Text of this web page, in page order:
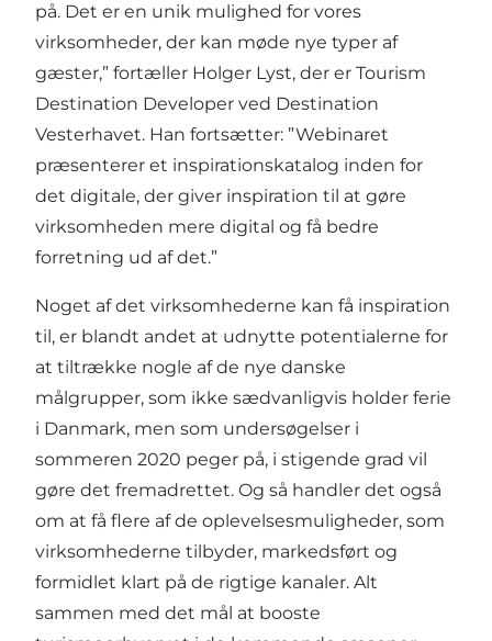
på. Det er en unik mulighed for vores
virksomheder, der kan møde nye typer af
gæster,” fortæller Holger Lyst, der er Tourism
Destination Developer ved Destination
Vesterhavet. Han fortsætter: ”Webinaret
præsenterer et inspirationskatalog inden for
det digitale, der giver inspiration til at gøre
virksomheden mere digital og få bedre
forretning ud af det.”
Noget af det virksomhederne kan få inspiration
til, er blandt andet at udnytte potentialerne for
at tiltrække nogle af de nye danske
målgrupper, som ikke sædvanligvis holder ferie
i Danmark, men som undersøgelser i
sommeren 2020 peger på, i stigende grad vil
gøre det fremadrettet. Og så handler det også
om at få flere af de oplevelsesmuligheder, som
virksomhederne tilbyder, markedsført og
formidlet klart på de rigtige kanaler. Alt
sammen med det mål at booste